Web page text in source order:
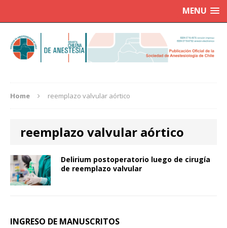
MENU
Home reemplazo valvular aórtico
reemplazo valvular aórtico
Delirium postoperatorio luego de cirugía
de reemplazo valvular
INGRESO DE MANUSCRITOS